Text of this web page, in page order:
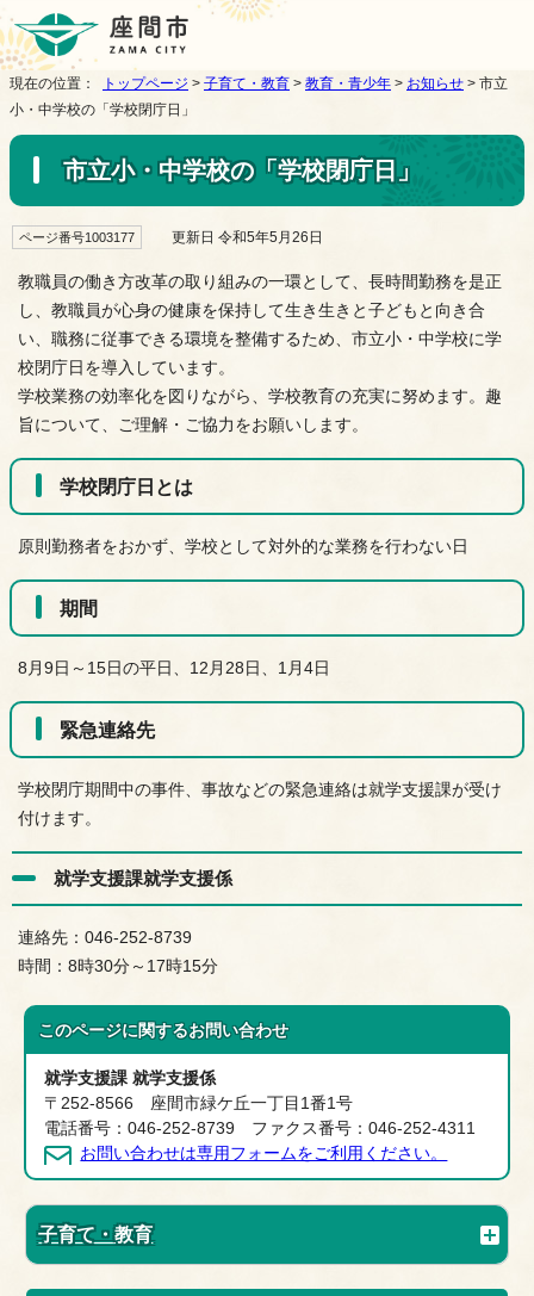
現在の位置： トップページ > 子育て・教育 > 教育・青少年 > お知らせ > 市立
小・中学校の「学校閉庁日」
市立小・中学校の「学校閉庁日」
ページ番号1003177 更新日 令和5年5月26日
教職員の働き方改革の取り組みの一環として、長時間勤務を是正
し、教職員が心身の健康を保持して生き生きと子どもと向き合
い、職務に従事できる環境を整備するため、市立小・中学校に学
校閉庁日を導入しています。
学校業務の効率化を図りながら、学校教育の充実に努めます。趣
旨について、ご理解・ご協力をお願いします。
学校閉庁日とは
原則勤務者をおかず、学校として対外的な業務を行わない日
期間
8月9日～15日の平日、12月28日、1月4日
緊急連絡先
学校閉庁期間中の事件、事故などの緊急連絡は就学支援課が受け
付けます。
就学支援課就学支援係
連絡先：046-252-8739
時間：8時30分～17時15分
このページに関するお問い合わせ
就学支援課 就学支援係
〒252-8566 座間市緑ケ丘一丁目1番1号
電話番号：046-252-8739 ファクス番号：046-252-4311
お問い合わせは専用フォームをご利用ください。
子育て・教育